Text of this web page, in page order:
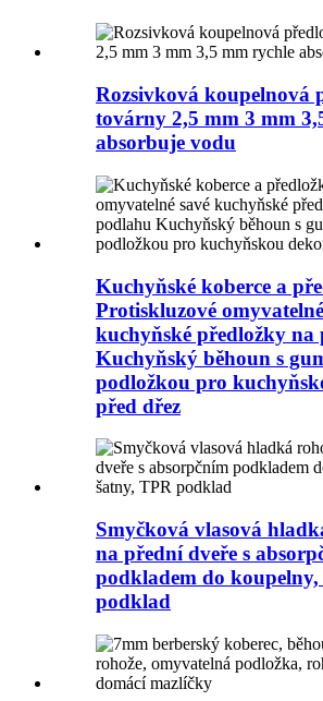
Rozsivková koupelnová
továrny 2,5 mm 3 mm
absorbuje vodu
Kuchyňské koberce a
Protiskluzové
kuchyňské předložky na
Kuchyňský běhoun s
podložkou pro
před dřez
Smyčková vlasová
na přední dveře s
podkladem do koupelny,
podklad